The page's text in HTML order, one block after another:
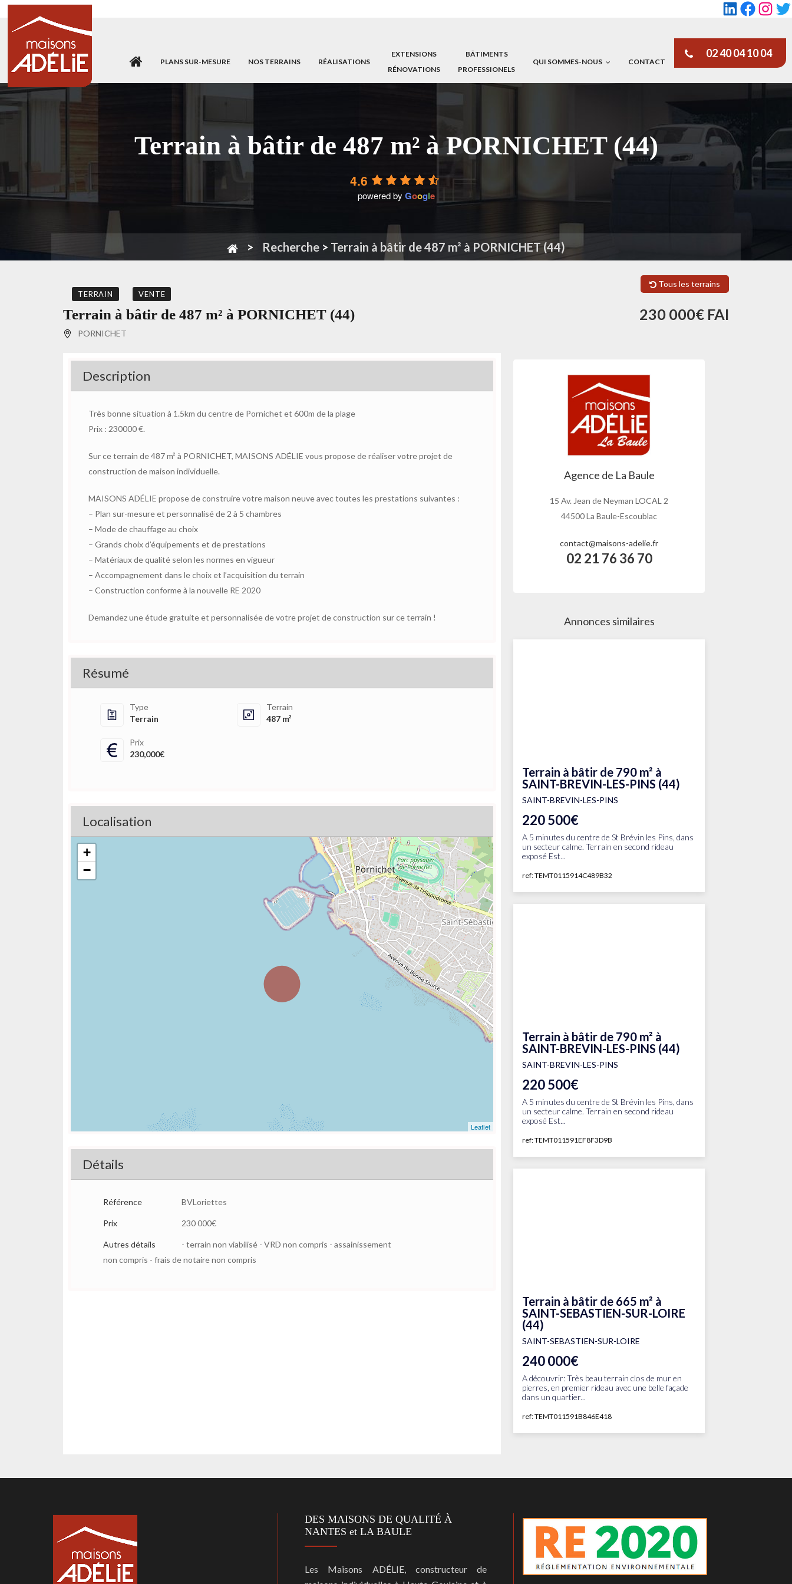
LinkedIn
PLANS SUR-MESURE NOS TERRAINS RÉALISATIONS
EXTENSIONS
RÉNOVATIONS
BÂTIMENTS
PROFESSIONELS
QUI SOMMES-NOUS CONTACT
02 40 04 10 04
Terrain à bâtir de 487 m² à PORNICHET (44)
4.6
powered by Google
Recherche > Terrain à bâtir de 487 m² à PORNICHET (44)
Tous les terrains
TERRAIN VENTE
Terrain à bâtir de 487 m² à PORNICHET (44)
PORNICHET
230 000€ FAI
Description
Très bonne situation à 1.5km du centre de Pornichet et 600m de la plage
Prix : 230000 €.
Sur ce terrain de 487 m² à PORNICHET, MAISONS ADÉLIE vous propose de réaliser votre projet de
construction de maison individuelle.
MAISONS ADÉLIE propose de construire votre maison neuve avec toutes les prestations suivantes :
– Plan sur-mesure et personnalisé de 2 à 5 chambres
– Mode de chauffage au choix
– Grands choix d’équipements et de prestations
– Matériaux de qualité selon les normes en vigueur
– Accompagnement dans le choix et l’acquisition du terrain
– Construction conforme à la nouvelle RE 2020
Demandez une étude gratuite et personnalisée de votre projet de construction sur ce terrain !
Résumé
Type
Terrain
Terrain
487 m²
Prix
230,000€
Localisation
+
−
Leaflet
Détails
Référence BVLoriettes
Prix 230 000€
Autres détails
- terrain non viabilisé - VRD non compris - assainissement
non compris - frais de notaire non compris
Agence de La Baule
15 Av. Jean de Neyman LOCAL 2
44500 La Baule-Escoublac
contact@maisons-adelie.fr
02 21 76 36 70
Annonces similaires
Terrain à bâtir de 790 m² à
SAINT-BREVIN-LES-PINS (44)
SAINT-BREVIN-LES-PINS
220 500€
A 5 minutes du centre de St Brévin les Pins, dans
un secteur calme. Terrain en second rideau
exposé Est...
ref: TEMT0115914C489B32
Terrain à bâtir de 790 m² à
SAINT-BREVIN-LES-PINS (44)
SAINT-BREVIN-LES-PINS
220 500€
A 5 minutes du centre de St Brévin les Pins, dans
un secteur calme. Terrain en second rideau
exposé Est...
ref: TEMT011591EF8F3D9B
Terrain à bâtir de 665 m² à
SAINT-SEBASTIEN-SUR-LOIRE
(44)
SAINT-SEBASTIEN-SUR-LOIRE
240 000€
A découvrir: Très beau terrain clos de mur en
pierres, en premier rideau avec une belle façade
dans un quartier...
ref: TEMT011591B846E418
DES MAISONS DE QUALITÉ À
NANTES et LA BAULE
Les Maisons ADÉLIE, constructeur de